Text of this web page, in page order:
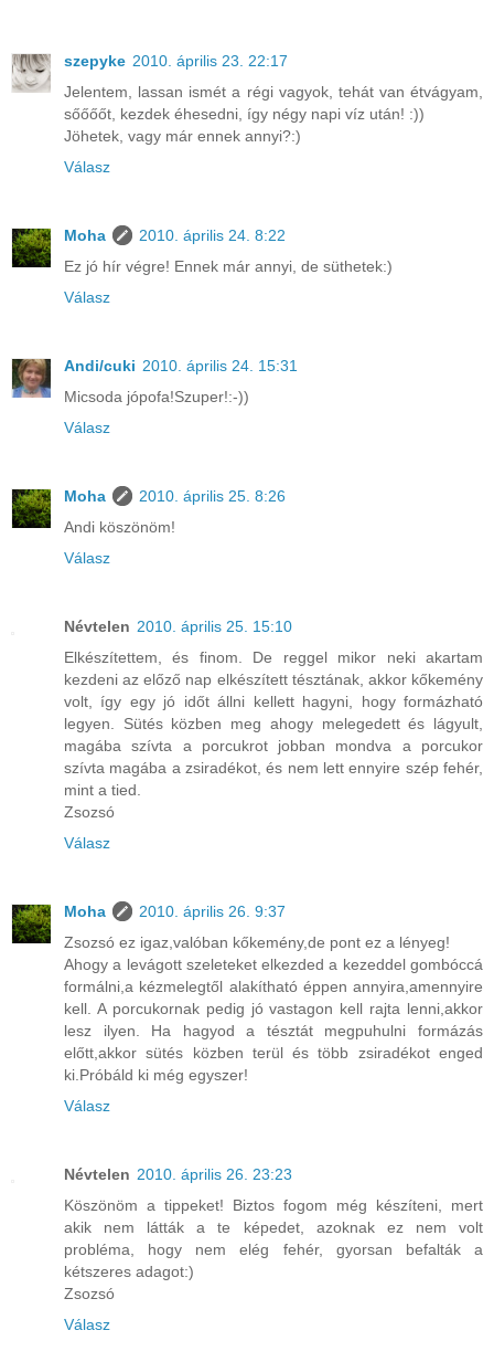
szepyke 2010. április 23. 22:17
Jelentem, lassan ismét a régi vagyok, tehát van étvágyam,
sőőőőt, kezdek éhesedni, így négy napi víz után! :))
Jöhetek, vagy már ennek annyi?:)
Válasz
Moha
2010. április 24. 8:22
Ez jó hír végre! Ennek már annyi, de süthetek:)
Válasz
Andi/cuki 2010. április 24. 15:31
Micsoda jópofa!Szuper!:-))
Válasz
Moha
2010. április 25. 8:26
Andi köszönöm!
Válasz
Névtelen 2010. április 25. 15:10
Elkészítettem, és finom. De reggel mikor neki akartam
kezdeni az előző nap elkészített tésztának, akkor kőkemény
volt, így egy jó időt állni kellett hagyni, hogy formázható
legyen. Sütés közben meg ahogy melegedett és lágyult,
magába szívta a porcukrot jobban mondva a porcukor
szívta magába a zsiradékot, és nem lett ennyire szép fehér,
mint a tied.
Zsozsó
Válasz
Moha
2010. április 26. 9:37
Zsozsó ez igaz,valóban kőkemény,de pont ez a lényeg!
Ahogy a levágott szeleteket elkezded a kezeddel gombóccá
formálni,a kézmelegtől alakítható éppen annyira,amennyire
kell. A porcukornak pedig jó vastagon kell rajta lenni,akkor
lesz ilyen. Ha hagyod a tésztát megpuhulni formázás
előtt,akkor sütés közben terül és több zsiradékot enged
ki.Próbáld ki még egyszer!
Válasz
Névtelen 2010. április 26. 23:23
Köszönöm a tippeket! Biztos fogom még készíteni, mert
akik nem látták a te képedet, azoknak ez nem volt
probléma, hogy nem elég fehér, gyorsan befalták a
kétszeres adagot:)
Zsozsó
Válasz